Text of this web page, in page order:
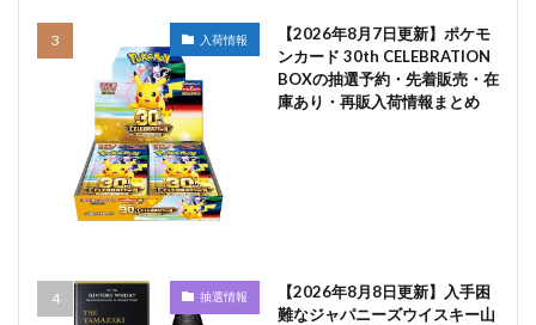
入荷情報
【2026年8月7日更新】ポケモ
ンカード 30th CELEBRATION
BOXの抽選予約・先着販売・在
庫あり・再販入荷情報まとめ
抽選情報
【2026年8月8日更新】入手困
難なジャパニーズウイスキー山